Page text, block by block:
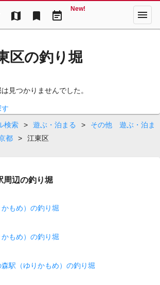
map bookmark event_note
New! menu
区の釣り堀
見つかりませんでした。
検索 > 遊ぶ・泊まる >
その他 遊ぶ・泊ま
都 > 江東区
周辺の釣り堀
もめ）の釣り堀
もめ）の釣り堀
駅（ゆりかもめ）の釣り堀